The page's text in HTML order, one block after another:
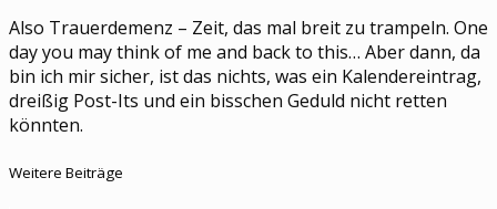
Also Trauerdemenz – Zeit, das mal breit zu trampeln. One
day you may think of me and back to this… Aber dann, da
bin ich mir sicher, ist das nichts, was ein Kalendereintrag,
dreißig Post-Its und ein bisschen Geduld nicht retten
könnten.
Weitere Beiträge